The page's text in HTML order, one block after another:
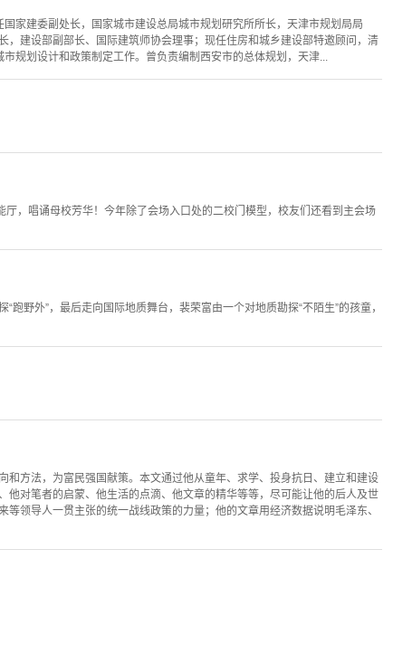
家建委副处长，国家城市建设总局城市规划研究所所长，天津市规划局局
建设部副部长、国际建筑师协会理事；现任住房和城乡建设部特邀顾问，清
划设计和政策制定工作。曾负责编制西安市的总体规划，天津...
，唱诵母校芳华！今年除了会场入口处的二校门模型，校友们还看到主会场
野外”，最后走向国际地质舞台，裴荣富由一个对地质勘探“不陌生”的孩童，
方法，为富民强国献策。本文通过他从童年、求学、投身抗日、建立和建设
对笔者的启蒙、他生活的点滴、他文章的精华等等，尽可能让他的后人及世
领导人一贯主张的统一战线政策的力量；他的文章用经济数据说明毛泽东、